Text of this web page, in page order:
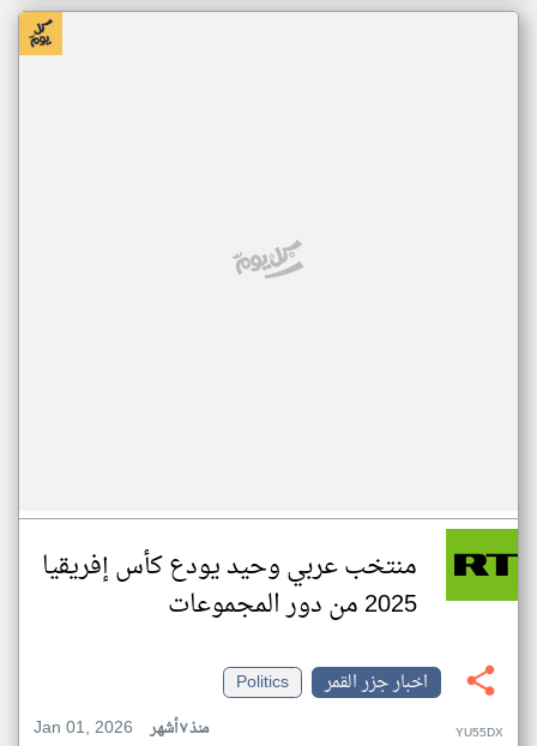
منتخب عربي وحيد يودع كأس إفريقيا
2025 من دور المجموعات
اخبار جزر القمر
Politics
Jan 01, 2026
منذ ٧ أشهر YU55DX